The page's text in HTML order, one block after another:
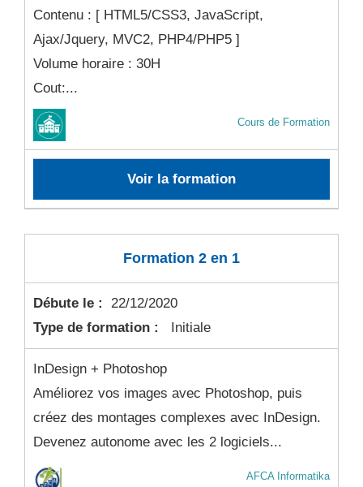
Contenu : [ HTML5/CSS3, JavaScript,
Ajax/Jquery, MVC2, PHP4/PHP5 ]
Volume horaire : 30H
Cout:...
Cours de Formation
Voir la formation
Formation 2 en 1
Débute le :
22/12/2020
Type de formation :
Initiale
InDesign + Photoshop
Améliorez vos images avec Photoshop, puis
créez des montages complexes avec InDesign.
Devenez autonome avec les 2 logiciels...
AFCA Informatika